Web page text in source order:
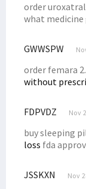
order
what
GWWSPW
order femara
without
FDPVDZ Nov
buy sleeping
loss fda
JSSKXN Nov